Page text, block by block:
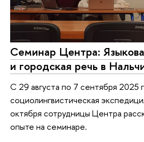
Семинар Центра:
и городская речь в
С 29 августа по 7 сентября 2025
социолингвистическая
октября сотрудницы Центра
опыте на семинаре.